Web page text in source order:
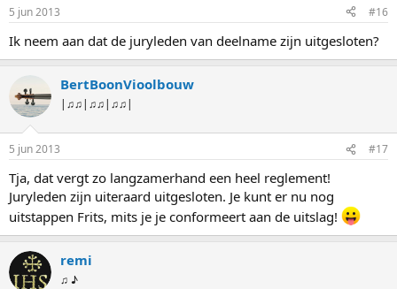
5 jun 2013 #16
Ik neem aan dat de juryleden van deelname zijn uitgesloten?
BertBoonVioolbouw
|♫♫|♫♫|♫♫|
5 jun 2013 #17
Tja, dat vergt zo langzamerhand een heel reglement!
Juryleden zijn uiteraard uitgesloten. Je kunt er nu nog
uitstappen Frits, mits je je conformeert aan de uitslag!
remi
♫ ♪